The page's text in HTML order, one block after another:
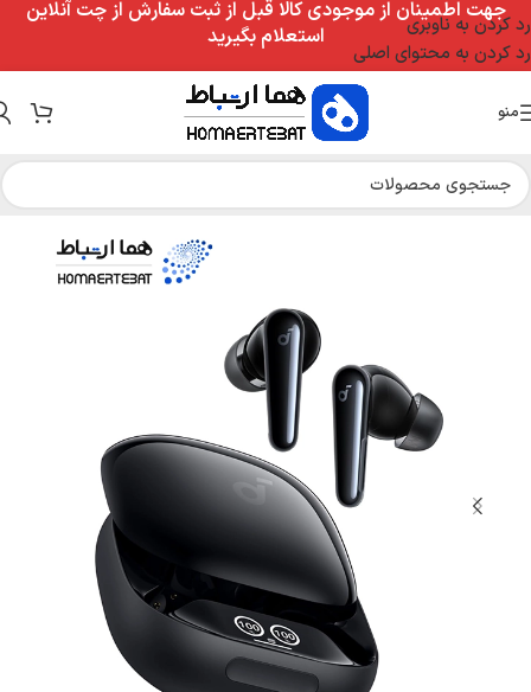
رد کردن به ناوبری
رد کردن به محتوای اصلی
جهت اطمینان از موجودی کالا قبل از ثبت سفارش از چت آنلاین
استعلام بگیرید
منو